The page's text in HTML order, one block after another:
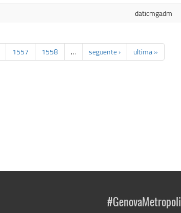
daticmgadm
1557 1558 … seguente › ultima »
#GenovaMetropoli